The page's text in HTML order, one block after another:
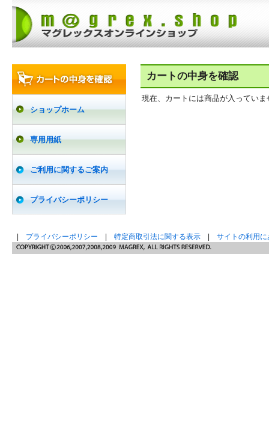
ショップホーム
専用用紙
ご利用に関するご案内
プライバシーポリシー
カートの中身を確認
現在、カートには商品が入っていま
プライバシーポリシー 特定商取引法に関する表示 サイトの利用に